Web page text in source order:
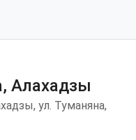
Алахадзы
ул. Туманяна,